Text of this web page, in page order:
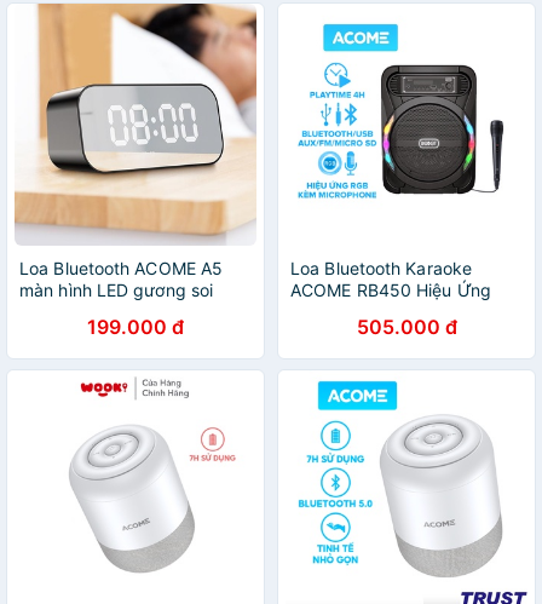
Loa Bluetooth ACOME A5
màn hình LED gương soi
nhiệt độ phòng hỗ trợ thẻ
nhớ nghe FM radio 6in1
199.000 đ
Loa Bluetooth Karaoke
ACOME RB450 Hiệu Ứng
Kèm Micro Âm Thanh Tuyệt
Đỉnh - Bảo Hành 12 Tháng
505.000 đ